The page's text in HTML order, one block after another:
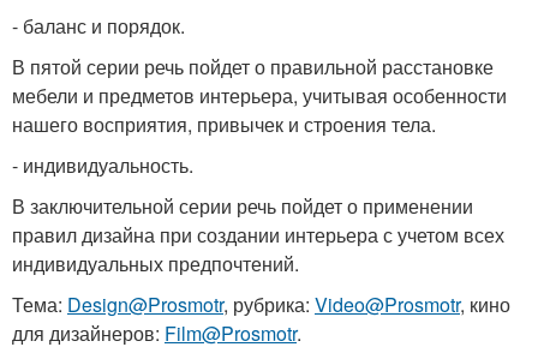
- баланс и порядок.
В пятой серии речь пойдет о правильной расстановке
мебели и предметов интерьера, учитывая особенности
нашего восприятия, привычек и строения тела.
- индивидуальность.
В заключительной серии речь пойдет о применении
правил дизайна при создании интерьера с учетом всех
индивидуальных предпочтений.
Тема: Design@Prosmotr, рубрика: Video@Prosmotr, кино
для дизайнеров: Film@Prosmotr.